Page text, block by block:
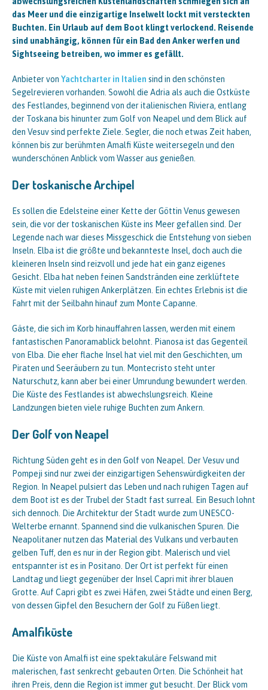
das Meer und die einzigartige Inselwelt lockt mit versteckten
Buchten. Ein Urlaub auf dem Boot klingt verlockend. Reisende
sind unabhängig, können für ein Bad den Anker werfen und
Sightseeing betreiben, wo immer es gefällt.
Anbieter von Yachtcharter in Italien sind in den schönsten
Segelrevieren vorhanden. Sowohl die Adria als auch die Ostküste
des Festlandes, beginnend von der italienischen Riviera, entlang
der Toskana bis hinunter zum Golf von Neapel und dem Blick auf
den Vesuv sind perfekte Ziele. Segler, die noch etwas Zeit haben,
können bis zur berühmten Amalfi Küste weitersegeln und den
wunderschönen Anblick vom Wasser aus genießen.
Der toskanische Archipel
Es sollen die Edelsteine einer Kette der Göttin Venus gewesen
sein, die vor der toskanischen Küste ins Meer gefallen sind. Der
Legende nach war dieses Missgeschick die Entstehung von sieben
Inseln. Elba ist die größte und bekannteste Insel, doch auch die
kleineren Inseln sind reizvoll und jede hat ein ganz eigenes
Gesicht. Elba hat neben feinen Sandstränden eine zerklüftete
Küste mit vielen ruhigen Ankerplätzen. Ein echtes Erlebnis ist die
Fahrt mit der Seilbahn hinauf zum Monte Capanne.
Gäste, die sich im Korb hinauffahren lassen, werden mit einem
fantastischen Panoramablick belohnt. Pianosa ist das Gegenteil
von Elba. Die eher flache Insel hat viel mit den Geschichten, um
Piraten und Seeräubern zu tun. Montecristo steht unter
Naturschutz, kann aber bei einer Umrundung bewundert werden.
Die Küste des Festlandes ist abwechslungsreich. Kleine
Landzungen bieten viele ruhige Buchten zum Ankern.
Der Golf von Neapel
Richtung Süden geht es in den Golf von Neapel. Der Vesuv und
Pompeji sind nur zwei der einzigartigen Sehenswürdigkeiten der
Region. In Neapel pulsiert das Leben und nach ruhigen Tagen auf
dem Boot ist es der Trubel der Stadt fast surreal. Ein Besuch lohnt
sich dennoch. Die Architektur der Stadt wurde zum UNESCO-
Welterbe ernannt. Spannend sind die vulkanischen Spuren. Die
Neapolitaner nutzen das Material des Vulkans und verbauten
gelben Tuff, den es nur in der Region gibt. Malerisch und viel
entspannter ist es in Positano. Der Ort ist perfekt für einen
Landtag und liegt gegenüber der Insel Capri mit ihrer blauen
Grotte. Auf Capri gibt es zwei Häfen, zwei Städte und einen Berg,
von dessen Gipfel den Besuchern der Golf zu Füßen liegt.
Amalfiküste
Die Küste von Amalfi ist eine spektakuläre Felswand mit
malerischen, fast senkrecht gebauten Orten. Die Schönheit hat
ihren Preis, denn die Region ist immer gut besucht. Der Blick vom